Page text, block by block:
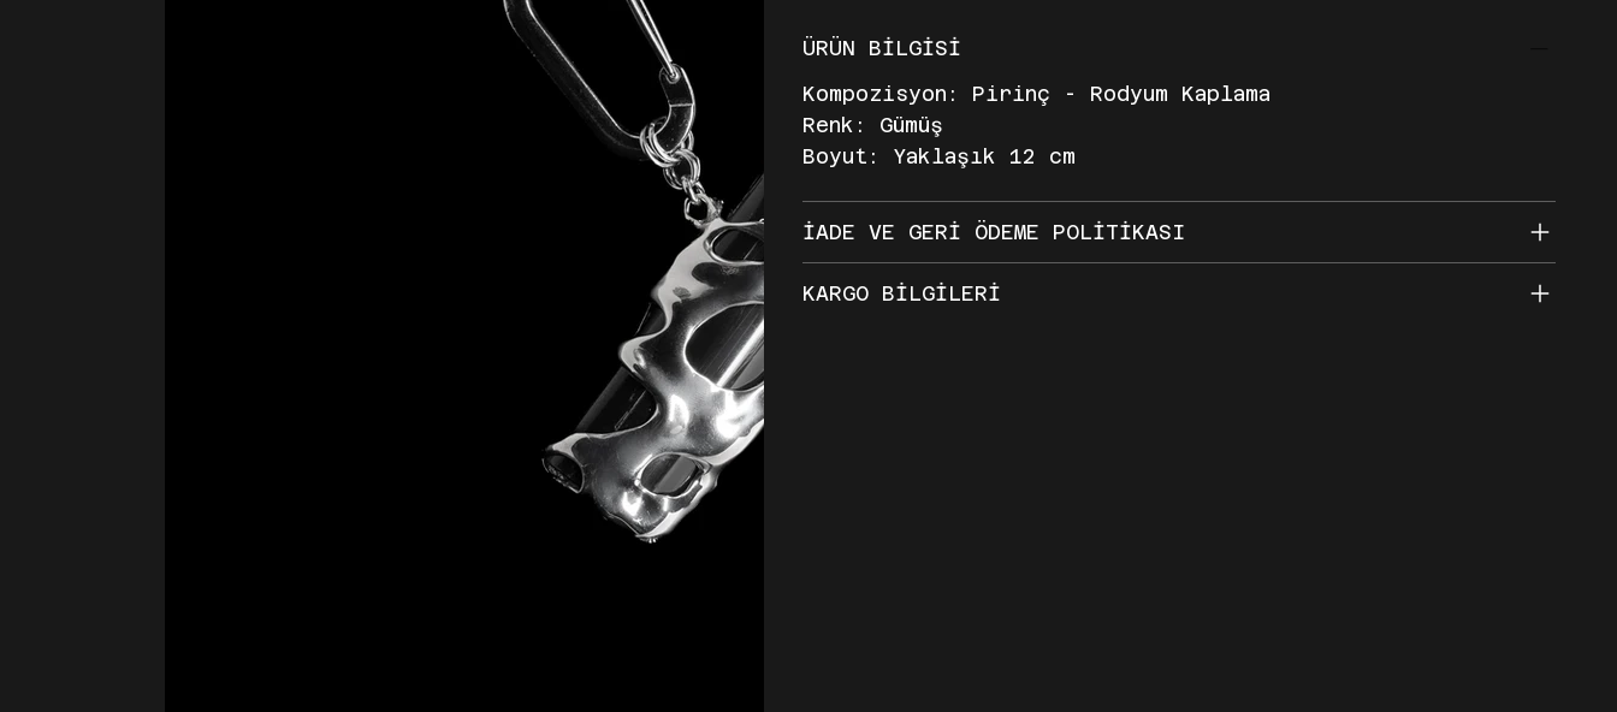
ÜRÜN BİLGİSİ
Kompozisyon: Pirinç - Rodyum Kaplama
Renk: Gümüş
Boyut: Yaklaşık 12 cm
İADE VE GERİ ÖDEME POLİTİKASI
KARGO BİLGİLERİ